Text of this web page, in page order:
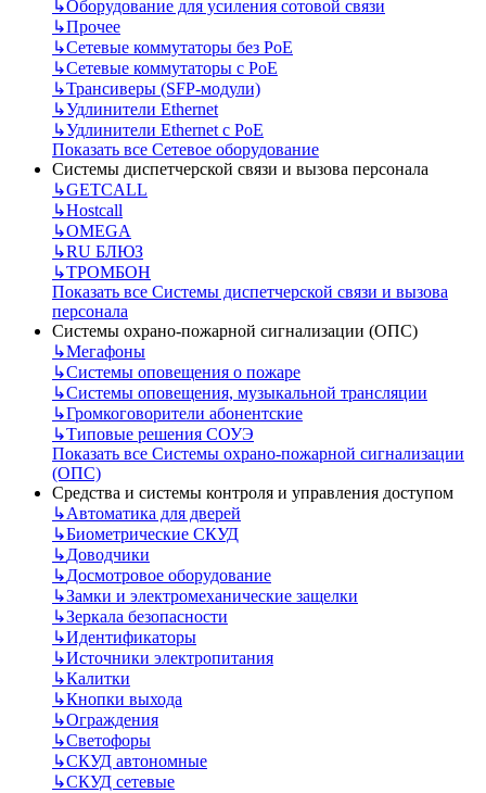
↳Оборудование для усиления сотовой связи
↳Прочее
↳Сетевые коммутаторы без РоЕ
↳Сетевые коммутаторы с РоЕ
↳Трансиверы (SFP-модули)
↳Удлинители Ethernet
↳Удлинители Ethernet с PoE
Показать все Сетевое оборудование
Системы диспетчерской связи и вызова персонала
↳GETCALL
↳Hostcall
↳OMEGA
↳RU БЛЮЗ
↳ТРОМБОН
Показать все Системы диспетчерской связи и вызова
персонала
Системы охрано-пожарной сигнализации (ОПС)
↳Мегафоны
↳Системы оповещения о пожаре
↳Системы оповещения, музыкальной трансляции
↳Громкоговорители абонентские
↳Типовые решения СОУЭ
Показать все Системы охрано-пожарной сигнализации
(ОПС)
Средства и системы контроля и управления доступом
↳Автоматика для дверей
↳Биометрические СКУД
↳Доводчики
↳Досмотровое оборудование
↳Замки и электромеханические защелки
↳Зеркала безопасности
↳Идентификаторы
↳Источники электропитания
↳Калитки
↳Кнопки выхода
↳Ограждения
↳Светофоры
↳СКУД автономные
↳СКУД сетевые